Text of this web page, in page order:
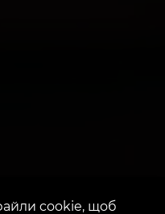
cookie, щоб